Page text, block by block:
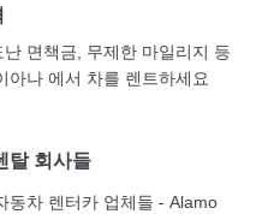
면책금, 무제한 마일리지 등
아나 에서 차를 렌트하세요
탈 회사들
동차 렌터카 업체들 - Alamo